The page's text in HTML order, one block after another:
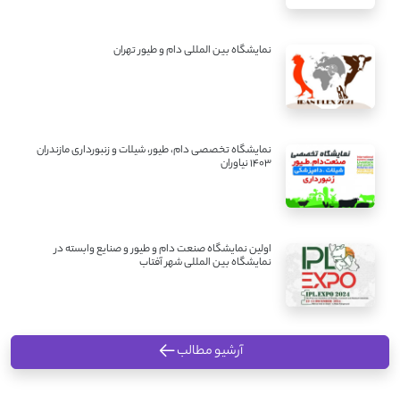
نمایشگاه بین المللی دام و طیور تهران
نمایشگاه تخصصی دام، طیور، شیلات و زنبورداری مازندران
1403 نیاوران
اولین نمایشگاه صنعت دام و طیور و صنایع وابسته در
نمایشگاه بین المللی شهر آفتاب
آرشیو مطالب